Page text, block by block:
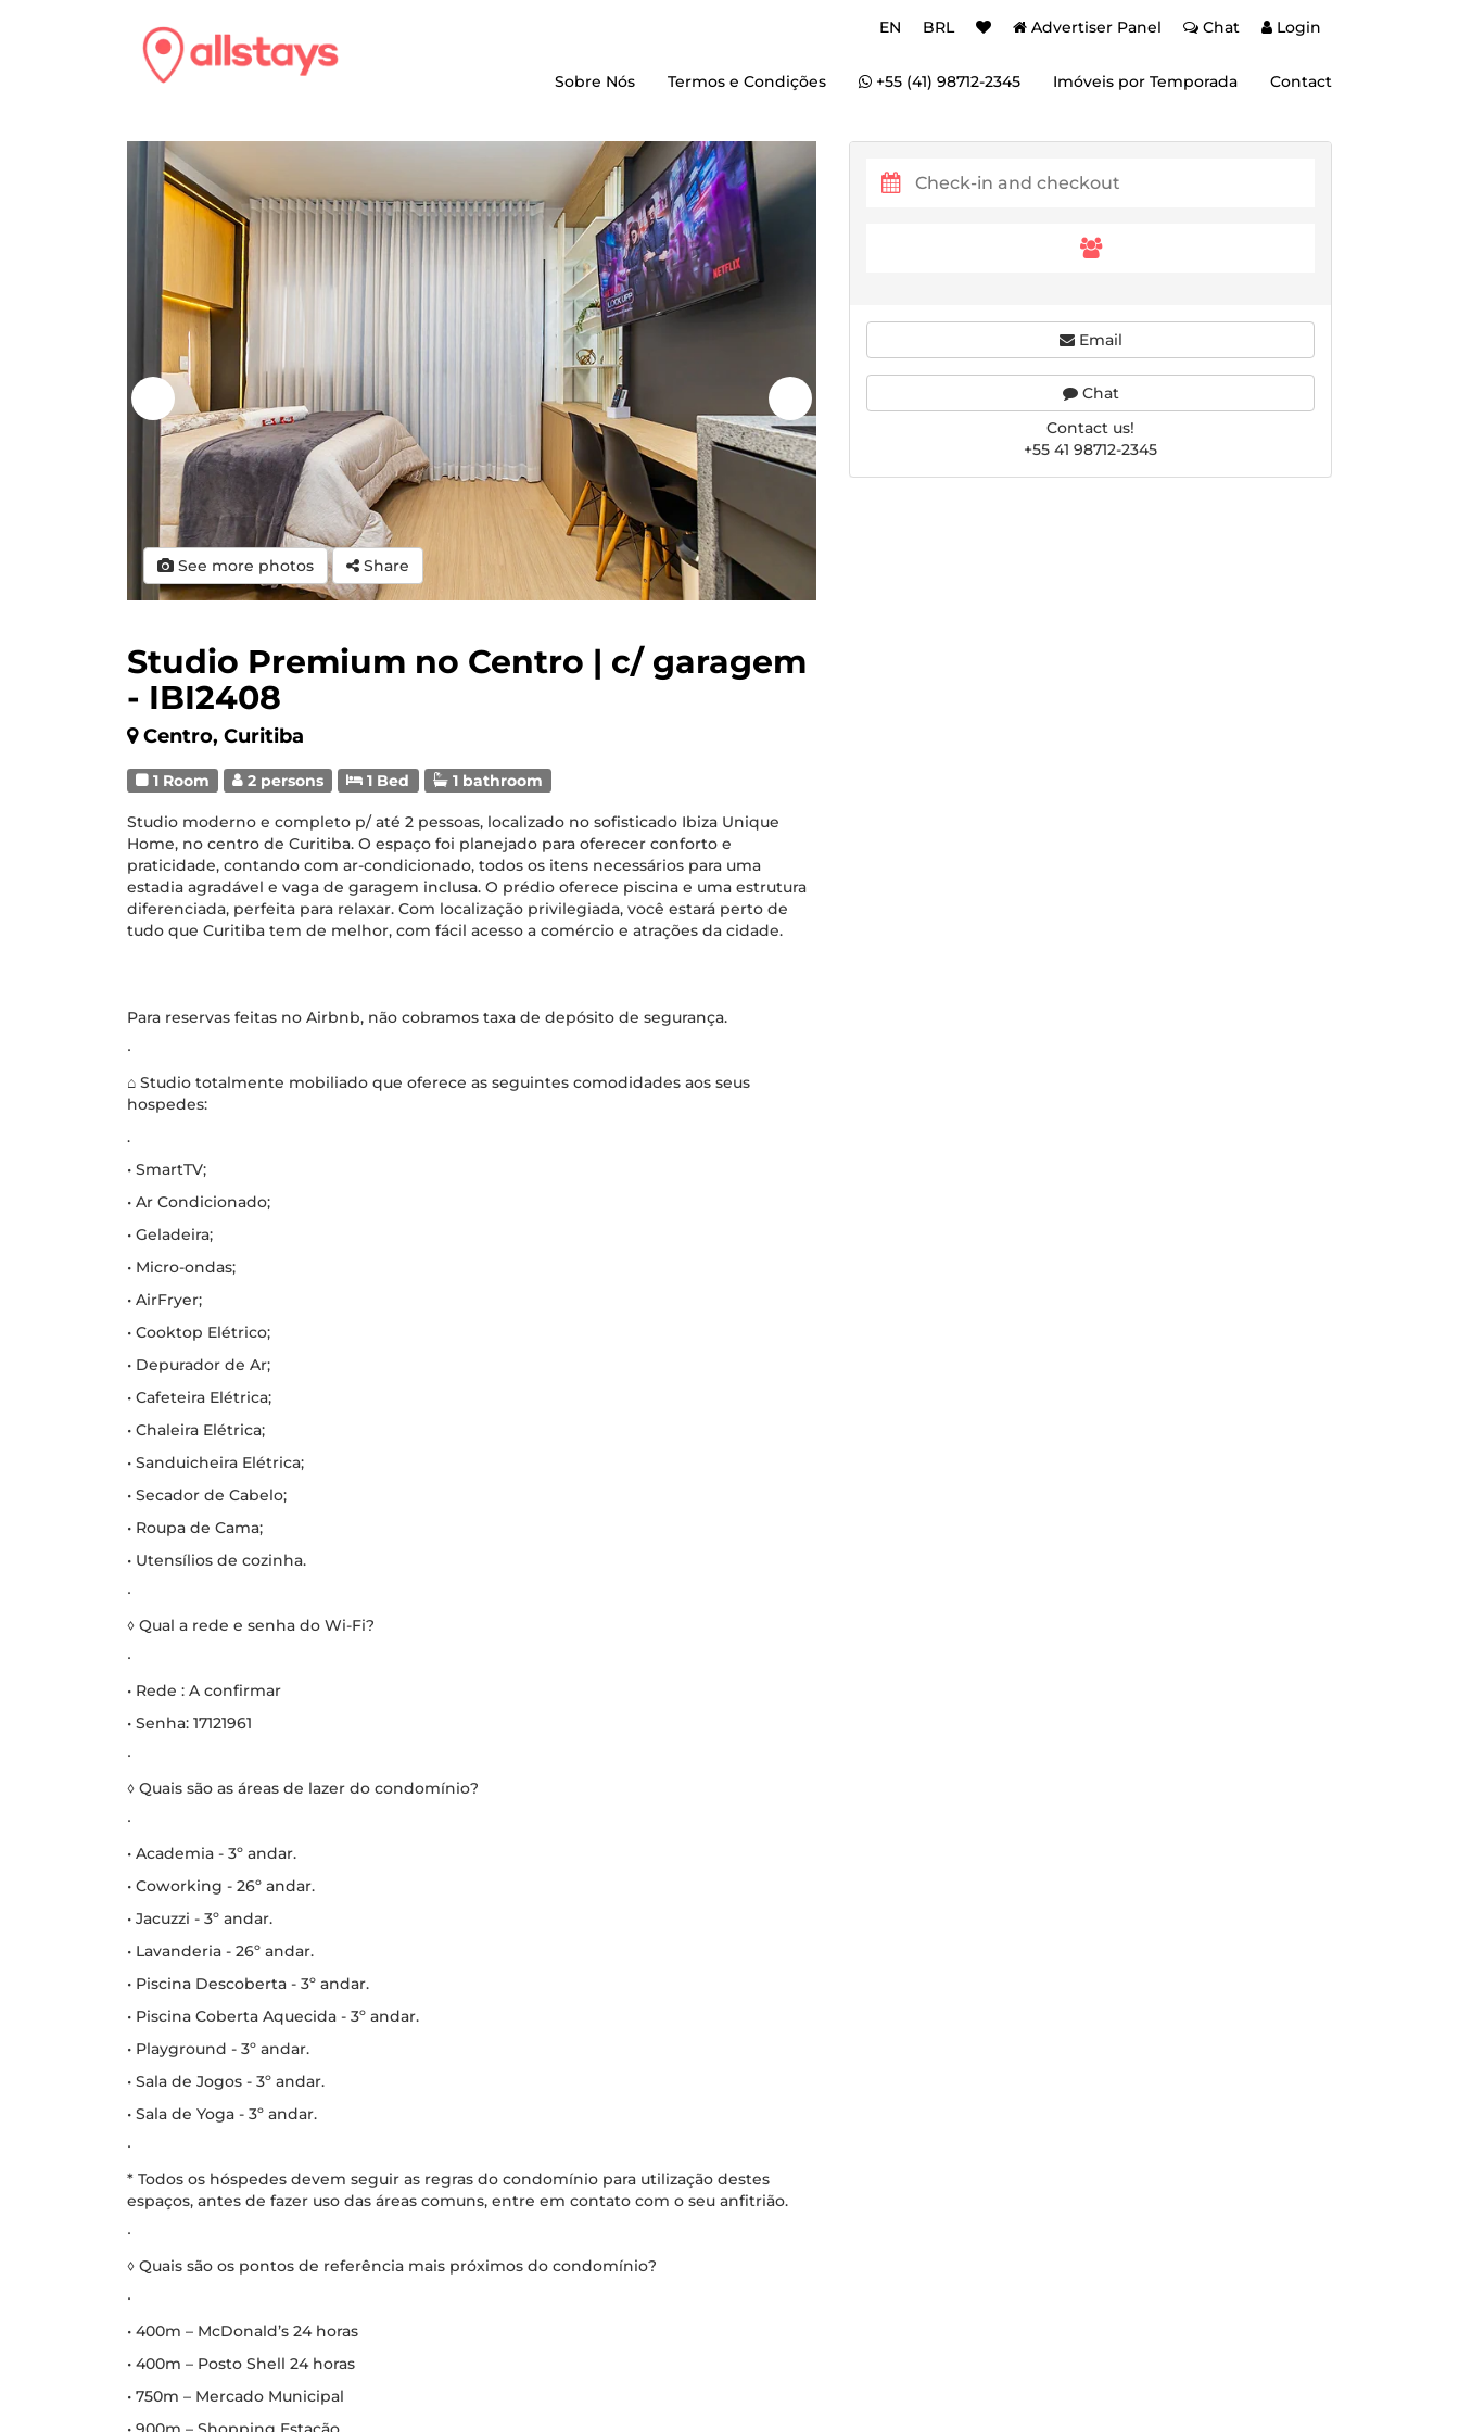
EN BRL Advertiser Panel Chat Login
Sobre Nós Termos e Condições +55 (41) 98712-2345 Imóveis por Temporada Contact
See more photos Share
Studio Premium no Centro | c/ garagem
- IBI2408
Centro, Curitiba
1 Room 2 persons 1 Bed 1 bathroom
Studio moderno e completo p/ até 2 pessoas, localizado no sofisticado Ibiza Unique
Home, no centro de Curitiba. O espaço foi planejado para oferecer conforto e
praticidade, contando com ar-condicionado, todos os itens necessários para uma
estadia agradável e vaga de garagem inclusa. O prédio oferece piscina e uma estrutura
diferenciada, perfeita para relaxar. Com localização privilegiada, você estará perto de
tudo que Curitiba tem de melhor, com fácil acesso a comércio e atrações da cidade.
Para reservas feitas no Airbnb, não cobramos taxa de depósito de segurança.
∙
⌂ Studio totalmente mobiliado que oferece as seguintes comodidades aos seus
hospedes:
.
• SmartTV;
• Ar Condicionado;
• Geladeira;
• Micro-ondas;
• AirFryer;
• Cooktop Elétrico;
• Depurador de Ar;
• Cafeteira Elétrica;
• Chaleira Elétrica;
• Sanduicheira Elétrica;
• Secador de Cabelo;
• Roupa de Cama;
• Utensílios de cozinha.
∙
◊ Qual a rede e senha do Wi-Fi?
∙
• Rede : A confirmar
• Senha: 17121961
∙
◊ Quais são as áreas de lazer do condomínio?
∙
• Academia - 3º andar.
• Coworking - 26º andar.
• Jacuzzi - 3º andar.
• Lavanderia - 26º andar.
• Piscina Descoberta - 3º andar.
• Piscina Coberta Aquecida - 3º andar.
• Playground - 3º andar.
• Sala de Jogos - 3º andar.
• Sala de Yoga - 3º andar.
∙
* Todos os hóspedes devem seguir as regras do condomínio para utilização destes
espaços, antes de fazer uso das áreas comuns, entre em contato com o seu anfitrião.
∙
◊ Quais são os pontos de referência mais próximos do condomínio?
∙
• 400m – McDonald’s 24 horas
• 400m – Posto Shell 24 horas
• 750m – Mercado Municipal
Email
Chat
Contact us!
+55 41 98712-2345